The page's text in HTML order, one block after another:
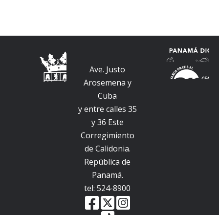
Ave. Justo
Arosemena y
Cuba
y entre calles 35
y 36 Este
Corregimiento
de Calidonia.
República de
Panamá.
tel: 524-8900